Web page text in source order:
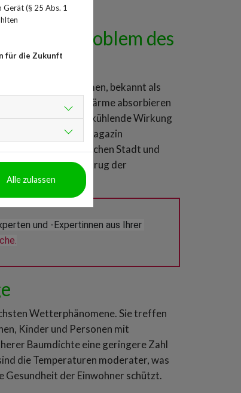
mehr Bäumen.
Problem des
Dieses Phänomen, bekannt als
und Asphalt, die Wärme absorbieren
da Pflanzen eine kühlende Wirkung
im „The Lancet“ Magazin
Grad Celsius zwischen Stadt und
Rumäniens, betrug der
und -Expertinnen aus Ihrer
Wetterphänomene. Sie treffen
Kinder und Personen mit
Baumdichte eine geringere Zahl
die Temperaturen moderater, was
Gesundheit der Einwohner schützt.
Gerät (§ 25 Abs. 1
für die Zukunft
Alle zulassen